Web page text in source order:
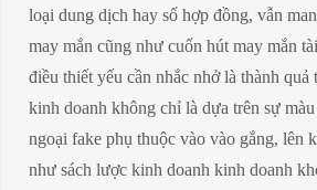
loại dung dịch hay số hợp đồng, vẫn
may mắn cũng như cuốn hút may mắn
điều thiết yếu cần nhắc nhở là thành quả
kinh doanh không chỉ là dựa trên sự
ngoại fake phụ thuộc vào vào gắng, lên
như sách lược kinh doanh kinh doanh